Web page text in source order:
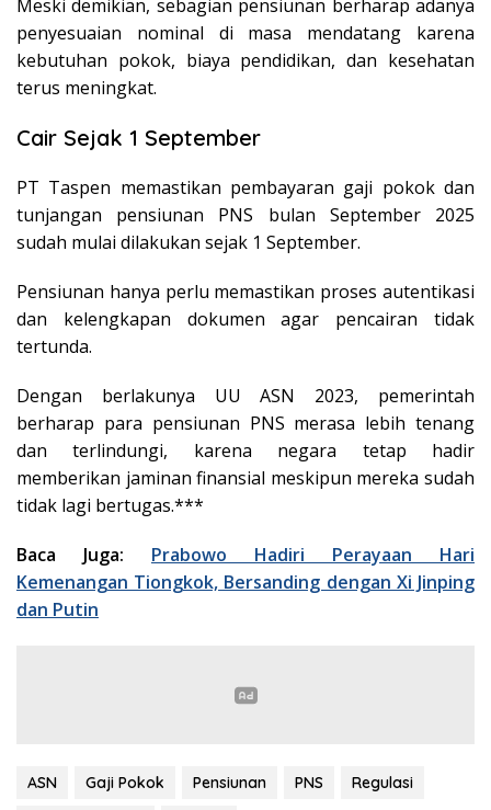
Meski demikian, sebagian pensiunan berharap adanya
penyesuaian nominal di masa mendatang karena
kebutuhan pokok, biaya pendidikan, dan kesehatan
terus meningkat.
Cair Sejak 1 September
PT Taspen memastikan pembayaran gaji pokok dan
tunjangan pensiunan PNS bulan September 2025
sudah mulai dilakukan sejak 1 September.
Pensiunan hanya perlu memastikan proses autentikasi
dan kelengkapan dokumen agar pencairan tidak
tertunda.
Dengan berlakunya UU ASN 2023, pemerintah
berharap para pensiunan PNS merasa lebih tenang
dan terlindungi, karena negara tetap hadir
memberikan jaminan finansial meskipun mereka sudah
tidak lagi bertugas.***
Baca Juga: Prabowo Hadiri Perayaan Hari
Kemenangan Tiongkok, Bersanding dengan Xi Jinping
dan Putin
ASN Gaji Pokok Pensiunan PNS
Regulasi